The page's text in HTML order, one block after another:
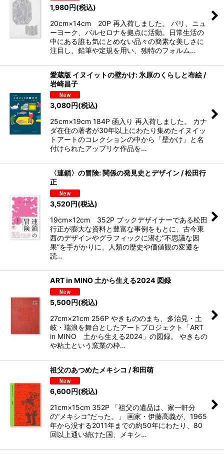
1,980円(税込)
20cm×14cm 20P 再入荷しました。 パリ、ニュ
ーヨーク、バルセロナを拠点に活動。日常生活の
中にある誰も気にとめない品々の簡素な美しさに
注目し、鉛筆や定規を用い、独特のフォルム…
愛蔵版 イヌイットの壁かけ: 氷原のくらしと布絵 /
岩崎昌子
3,080円(税込)
25cm×19cm 184P 函入り 再入荷しました。 カナ
ダ在住の著者が30年以上にわたり集めたイヌイッ
トアートのコレクションの中から「壁かけ」と名
付けられたアップリケ作品を…
〈連鎖〉の冒険: 関係の発見史とデザイン / 松田行
正
3,520円(税込)
19cm×12cm 352P ブックデザイナーである松田
行正が膨大な資料と豊富な事例をもとに、古今東
西のデザインやグラフィックに潜む“不思議な因
果”を手がかりに、人類の歴史や価値観の変遷を
読…
ART in MINO 土から生える2024 図録
5,500円(税込)
27cm×21cm 256P やきもののまち、多治見・土
岐・瑞浪を舞台としたアートプロジェクト「ART
in MINO 土から生える2024」の図録。 やきもの
や粘土という窯業の枠…
祖父のあつめたメキシコ / 和田萌
6,600円(税込)
21cm×15cm 352P 「祖父の遺品は、家一軒分
の“メキシコ”だった。」 画家・伊藤高義が、1965
年から没する2011年までの約50年にわたり、80
回以上通い続けた国、メキシ…